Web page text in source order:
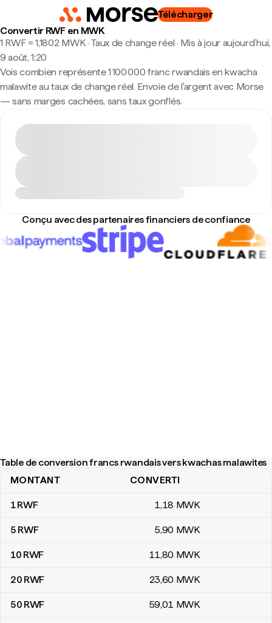
Télécharger
Convertir RWF en MWK
1 RWF ≈ 1,1802 MWK · Taux de change réel · Mis à jour aujourd’hui,
9 août, 1:20
Vois combien représente 1 100 000 franc rwandais en kwacha
malawite au taux de change réel. Envoie de l'argent avec Morse
— sans marges cachées, sans taux gonflés.
Conçu avec des partenaires financiers de confiance
Table de conversion francs rwandais vers kwachas malawites
Table de conversion francs rwandais vers kwachas malawites
MONTANT CONVERTI
1RWF 1,18 MWK
5 RWF 5,90 MWK
10 RWF 11,80 MWK
20 RWF 23,60 MWK
50 RWF 59,01 MWK